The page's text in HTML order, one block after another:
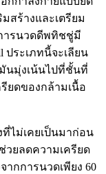
สร้างและเตรียม
ารนวดดีพทิชชู่มี
ประเภทนี้จะเลียน
นมุ่งเน้นไปที่ชั้นที่
ยดของกล้ามเนื้อ
ไม่เคยเป็นมาก่อน
ยลดความเครียด
กการนวดเพียง 60